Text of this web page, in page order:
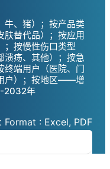
牛、猪）；按产品类
肤替代品）；按应用
；按慢性伤口类型
溃疡、其他）；按急
终端用户（医院、门
户）；按地区——增
2032年
: Excel, PDF